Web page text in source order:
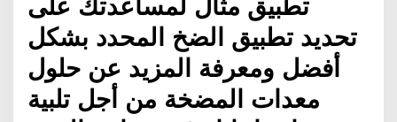
تحديد تطبيق الضخ المحدد بشكل
أفضل ومعرفة المزيد عن حلول
معدات المضخة من أجل تلبية